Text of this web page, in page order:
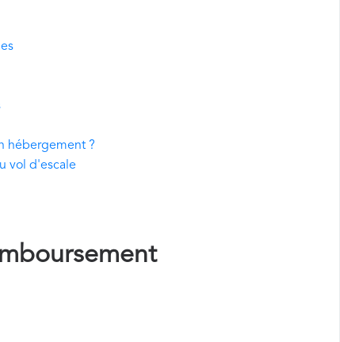
hébergement ?
vol d'escale